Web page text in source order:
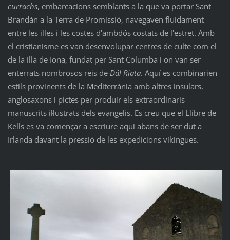
currachs, embarcacions semblants a la que va portar Sant
Brandán a la Terra de Promissió, navegaven fluidament
entre les illes i les costes d'ambdós costats de l'estret. Amb
el cristianisme es van desenvolupar centres de culte com el
de la illa de Iona, fundat per Sant Columba i on van ser
enterrats nombrosos reis de Dál Riata. Aquí es combinarien
estils provinents de la Mediterrània amb altres insulars,
anglosaxons i pictes per produir els extraordinaris
manuscrits il·lustrats dels evangelis. Es creu que el Llibre de
Kells es va començar a escriure aquí abans de ser dut a
Irlanda davant la pressió de les expedicions víkingues.